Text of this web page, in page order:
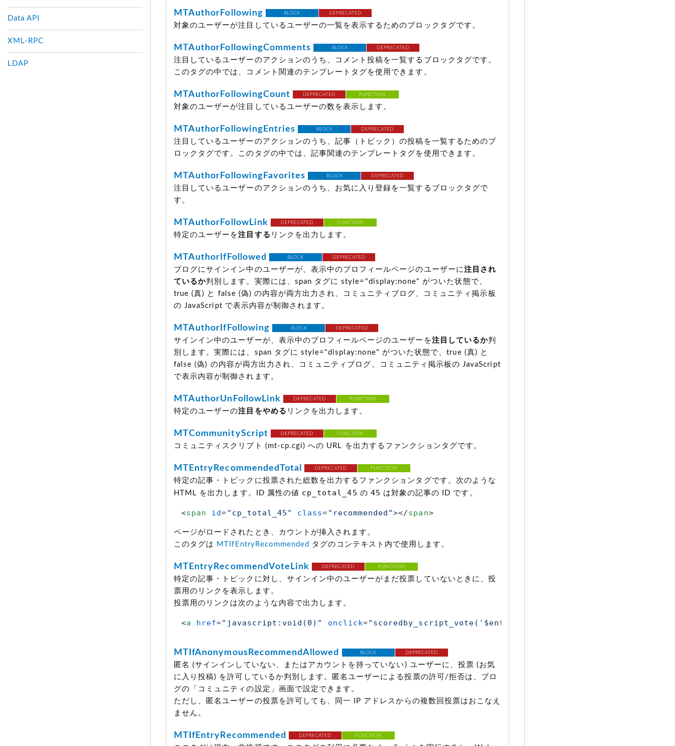
MTAuthorFollowing BLOCK DEPRECATED
対象のユーザーが注目しているユーザーの一覧を表示するためのブロックタグです。
MTAuthorFollowingComments BLOCK DEPRECATED
注目しているユーザーのアクションのうち、コメント投稿を一覧するブロックタグです。
このタグの中では、コメント関連のテンプレートタグを使用できます。
MTAuthorFollowingCount DEPRECATED FUNCTION
対象のユーザーが注目しているユーザーの数を表示します。
MTAuthorFollowingEntries BLOCK DEPRECATED
注目しているユーザーのアクションのうち、記事（トピック）の投稿を一覧するためのブ
ロックタグです。このタグの中では、記事関連のテンプレートタグを使用できます。
MTAuthorFollowingFavorites BLOCK DEPRECATED
注目しているユーザーのアクションのうち、お気に入り登録を一覧するブロックタグで
す。
MTAuthorFollowLink DEPRECATED FUNCTION
特定のユーザーを注目する リンクを出力します。
MTAuthorIfFollowed BLOCK DEPRECATED
ブログにサインイン中のユーザーが、表示中のプロフィールページのユーザーに注目され
ているか判別します。実際には、span タグに style="display:none" がついた状態で、
true(真) と false (偽) の内容が両方出力され、コミュニティブログ、コミュニティ掲示板
の JavaScript で表示内容が制御されます。
MTAuthorIfFollowing BLOCK DEPRECATED
サインイン中のユーザーが、表示中のプロフィールページのユーザーを注目しているか判
別します。実際には、span タグに style="display:none" がついた状態で、true (真) と
false(偽) の内容が両方出力され、コミュニティブログ、コミュニティ掲示板の JavaScript
で表示内容が制御されます。
MTAuthorUnFollowLink DEPRECATED FUNCTION
特定のユーザーの注目をやめる リンクを出力します。
MTCommunityScript DEPRECATED FUNCTION
コミュニティスクリプト (mt-cp.cgi) への URL を出力するファンクションタグです。
MTEntryRecommendedTotal DEPRECATED FUNCTION
特定の記事・トピックに投票された総数を出力するファンクションタグです。次のような
HTML を出力します。ID 属性の値 cp_total_45 の 45 は対象の記事の ID です。
<span id= "cp_total_45" class= "recommended"></span>
ページがロードされたとき、カウントが挿入されます。
このタグは MTIfEntryRecommended タグのコンテキスト内で使用します。
MTEntryRecommendVoteLink DEPRECATED FUNCTION
特定の記事・トピックに対し、サインイン中のユーザーがまだ投票していないときに、投
票用のリンクを表示します。
投票用のリンクは次のような内容で出力します。
<a href="javascript:void(0)" onclick="scoredby_script_vote('$entry_id');"
MTIfAnonymousRecommendAllowed BLOCK DEPRECATED
匿名(サインインしていない、またはアカウントを持っていない) ユーザーに、投票 (お気
に入り投稿) を許可しているか判別します。匿名ユーザーによる投票の許可/拒否は、ブロ
グの「コミュニティの設定」画面で設定できます。
ただし、匿名ユーザーの投票を許可しても、同一 IP アドレスからの複数回投票はおこなえ
ません。
MTIfEntryRecommended DEPRECATED FUNCTION
Data API
XML-RPC
LDAP